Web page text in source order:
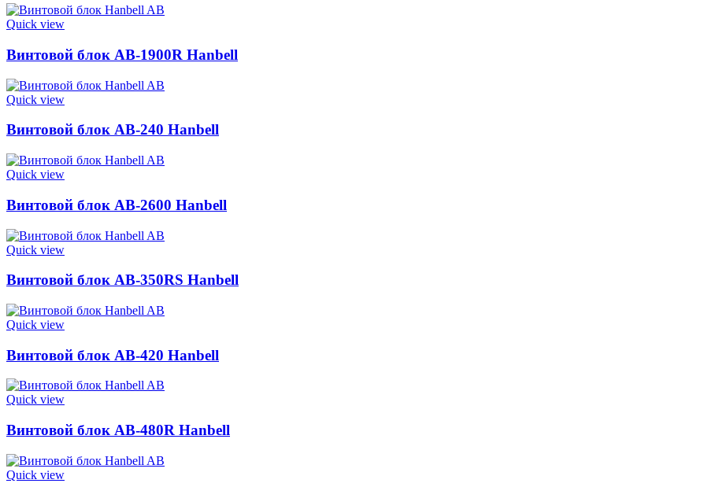
Quick view
Винтовой блок AB-1900R Hanbell
Quick view
Винтовой блок AB-240 Hanbell
Quick view
Винтовой блок AB-2600 Hanbell
Quick view
Винтовой блок AB-350RS Hanbell
Quick view
Винтовой блок AB-420 Hanbell
Quick view
Винтовой блок AB-480R Hanbell
Quick view